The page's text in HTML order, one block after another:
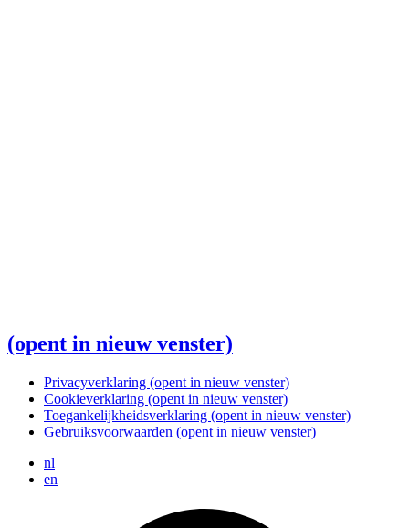
(opent in nieuw venster)
Privacyverklaring (opent in nieuw venster)
Cookieverklaring (opent in nieuw venster)
Toegankelijkheidsverklaring (opent in nieuw venster)
Gebruiksvoorwaarden (opent in nieuw venster)
nl
en